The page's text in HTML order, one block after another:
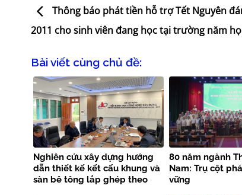
Thông báo phát tiền hỗ trợ Tết Nguyên
2011 cho sinh viên đang học tại trường năm
Bài viết cùng chủ đề:
Nghiên cứu xây dựng hướng
dẫn thiết kế kết cấu khung và
sàn bê tông lắp ghép theo
80 năm ngành
Nam: Trụ cột
vững